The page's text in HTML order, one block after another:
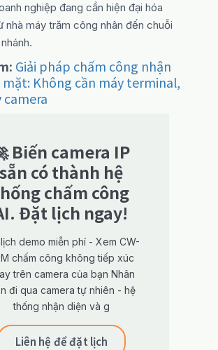
nghiệp đang cần hiện đại hóa
nhà máy trăm công nhân đến chuỗi
Giải pháp chấm công nhận
Không cần máy terminal,
Biến camera IP
sẵn có thành hệ
chấm công
Đặt lịch ngay!
demo miễn phí - Xem CW-
chấm công không tiếp xúc
trên camera của bạn Nhân
đi qua camera tự nhiên - hệ
thống nhận diện và g
Liên hệ để đặt lịch